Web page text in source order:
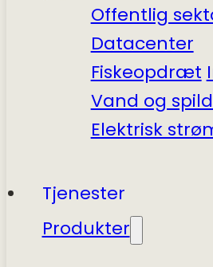
Offentlig
Datacenter
Fiskeopdræt
Vand og
Elektrisk
Tjenester
Produkter